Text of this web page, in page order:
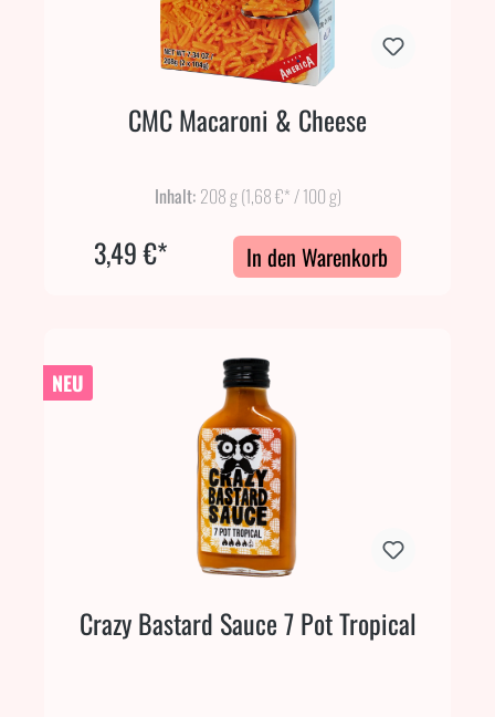
CMC Macaroni & Cheese
Inhalt: 208 g(1,68 €* / 100 g)
3,49 €* In den Warenkorb
NEU
Crazy Bastard Sauce 7 Pot Tropical